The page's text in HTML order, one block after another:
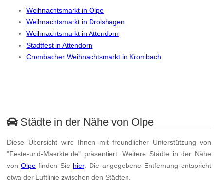
Weihnachtsmarkt in Olpe
Weihnachtsmarkt in Drolshagen
Weihnachtsmarkt in Attendorn
Stadtfest in Attendorn
Crombacher Weihnachtsmarkt in Krombach
Städte in der Nähe von Olpe
Diese Übersicht wird Ihnen mit freundlicher Unterstützung von
"Feste-und-Maerkte.de" präsentiert. Weitere Städte in der Nähe
vonOlpe finden Sie hier. Die angegebene Entfernung entspricht
etwa der Luftlinie zwischen den Städten.